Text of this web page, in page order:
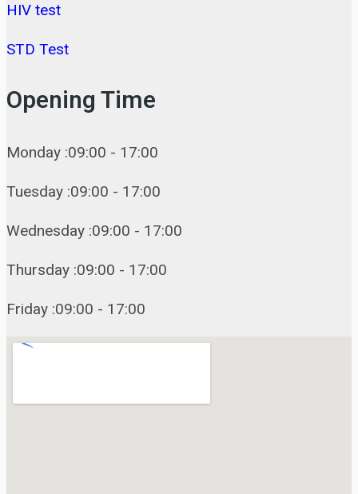
HIV test
STD Test
Opening Time
Monday :09:00 - 17:00
Tuesday :09:00 - 17:00
Wednesday :09:00 - 17:00
Thursday :09:00 - 17:00
Friday :09:00 - 17:00